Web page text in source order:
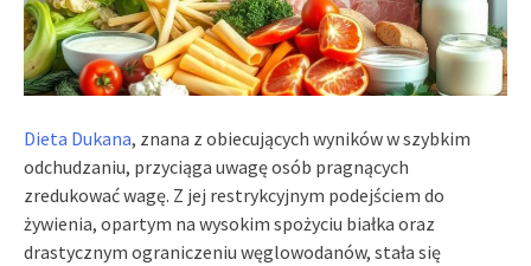
Dieta Dukana, znana z obiecujących wyników w szybkim
odchudzaniu, przyciąga uwagę osób pragnących
zredukować wagę. Z jej restrykcyjnym podejściem do
żywienia, opartym na wysokim spożyciu białka oraz
drastycznym ograniczeniu węglowodanów, stała się